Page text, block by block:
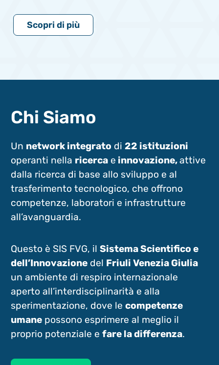
Scopri di più
Chi Siamo
Un network integrato di 22 istituzioni
operanti nella ricercae innovazione,attive
dalla ricerca di base allo sviluppo e al
trasferimento tecnologico, che offrono
competenze, laboratori e infrastrutture
all’avanguardia.
Questo è SIS FVG, il Sistema Scientifico e
dell’Innovazionedel Friuli Venezia Giulia
un ambiente di respiro internazionale
aperto all’interdisciplinarità e alla
sperimentazione, dove le competenze
umanepossono esprimere al meglio il
proprio potenziale e fare la differenza.